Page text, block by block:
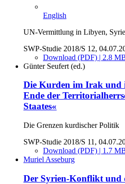
English
UN-Vermittlung in Libyen,
SWP-Studie 2018/S 12,
Download (PDF) | 2.8
Günter Seufert (ed.)
Die Kurden im Irak und
Ende der
Staates«
Die Grenzen kurdischer Politik
SWP-Studie 2018/S 11,
Download (PDF) | 1.7
Muriel Asseburg
Der Syrien-Konflikt und